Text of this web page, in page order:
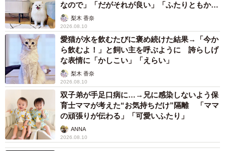
なので」「だがそれが良い」「ふたりともかわ
いいね」
梨木 香奈
2026.08.10
愛猫が水を飲むたびに褒め続けた結果→「今か
ら飲むよ！」と飼い主を呼ぶように 誇らしげ
な表情に「かしこい」「えらい」
梨木 香奈
2026.08.10
双子弟が手足口病に…→兄に感染しないよう保
育士ママが考えた“お気持ちだけ”隔離 「ママ
の頑張りが伝わる」「可愛いふたり」
ANNA
2026.08.10